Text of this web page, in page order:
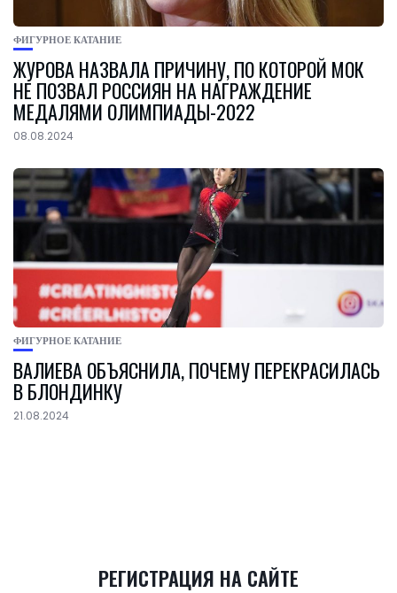
ФИГУРНОЕ КАТАНИЕ
ЖУРОВА НАЗВАЛА ПРИЧИНУ, ПО КОТОРОЙ МОК
НЕ ПОЗВАЛ РОССИЯН НА НАГРАЖДЕНИЕ
МЕДАЛЯМИ ОЛИМПИАДЫ-2022
08.08.2024
ФИГУРНОЕ КАТАНИЕ
ВАЛИЕВА ОБЪЯСНИЛА, ПОЧЕМУ ПЕРЕКРАСИЛАСЬ
В БЛОНДИНКУ
21.08.2024
РЕГИСТРАЦИЯ НА САЙТЕ